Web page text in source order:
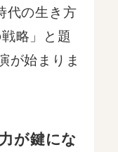
代の生き方
略」と題
が始まりま
が鍵にな